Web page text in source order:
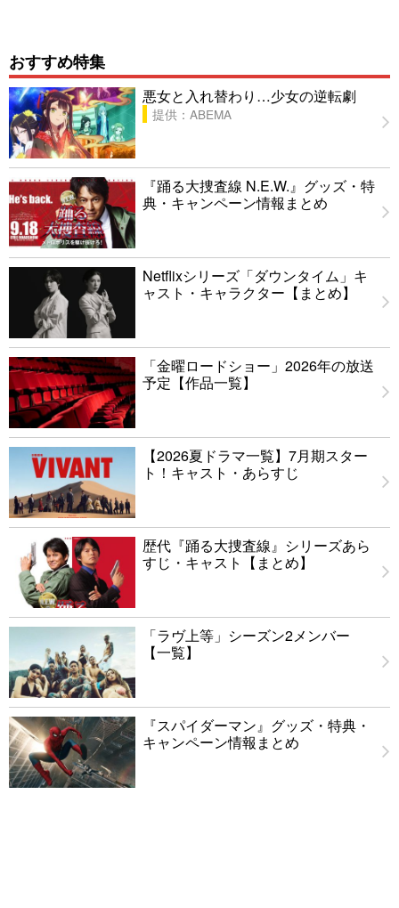
おすすめ特集
悪女と入れ替わり…少女の逆転劇
提供：ABEMA
『踊る大捜査線 N.E.W.』グッズ・特
典・キャンペーン情報まとめ
Netflixシリーズ「ダウンタイム」キ
ャスト・キャラクター【まとめ】
「金曜ロードショー」2026年の放送
予定【作品一覧】
【2026夏ドラマ一覧】7月期スター
ト！キャスト・あらすじ
歴代『踊る大捜査線』シリーズあら
すじ・キャスト【まとめ】
「ラヴ上等」シーズン2メンバー
【一覧】
『スパイダーマン』グッズ・特典・
キャンペーン情報まとめ